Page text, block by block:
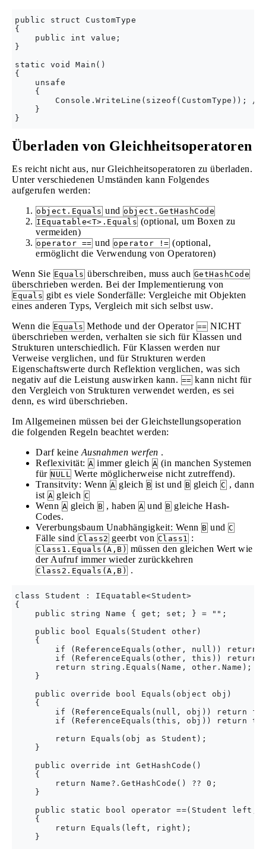
public struct CustomType
{
    public int value;
}
static void Main()
{
    unsafe
    {
Console.WriteLine(sizeof(CustomType)); //
    }
Überladen von Gleichheitsoperatoren
Es reicht nicht aus, nur Gleichheitsoperatoren zu überladen.
Unter verschiedenen Umständen kann Folgendes
aufgerufen werden:
object.Equals und object.GetHashCode
IEquatable<T>.Equals (optional, um Boxen zu
vermeiden)
operator == und operator != (optional,
ermöglicht die Verwendung von Operatoren)
Wenn Sie Equals überschreiben, muss auch GetHashCode
überschrieben werden. Bei der Implementierung von
Equals gibt es viele Sonderfälle: Vergleiche mit Objekten
eines anderen Typs, Vergleich mit sich selbst usw.
Wenn die Equals Methode und der Operator == NICHT
überschrieben werden, verhalten sie sich für Klassen und
Strukturen unterschiedlich. Für Klassen werden nur
Verweise verglichen, und für Strukturen werden
Eigenschaftswerte durch Reflektion verglichen, was sich
negativ auf die Leistung auswirken kann. == kann nicht für
den Vergleich von Strukturen verwendet werden, es sei
denn, es wird überschrieben.
Im Allgemeinen müssen bei der Gleichstellungsoperation
die folgenden Regeln beachtet werden:
Darf keine Ausnahmen werfen .
Reflexivität: A immer gleich A (in manchen Systemen
für NULL
Werte möglicherweise nicht zutreffend).
Transitvity: Wenn A gleich B ist und B gleich C , dann
ist A gleich C
Wenn A gleich B , haben A und B gleiche Hash-
Codes.
Vererbungsbaum Unabhängigkeit: Wenn B und C
Fälle sind Class2 geerbt von Class1 :
Class1.Equals(A,B) müssen den gleichen Wert wie
der Aufruf immer wieder zurückkehren
Class2.Equals(A,B) .
class Student : IEquatable<Student>
{
    public string Name { get; set; } = "";
    public bool Equals(Student other)
    {
if (ReferenceEquals(other, null)) return
if (ReferenceEquals(other, this)) return
        return string.Equals(Name, other.Name);
    }
    public override bool Equals(object obj)
    {
if (ReferenceEquals(null, obj)) return
if (ReferenceEquals(this, obj)) return
        return Equals(obj as Student);
    }
    public override int GetHashCode()
    {
        return Name?.GetHashCode() ?? 0;
    }
public static bool operator ==(Student left,
    {
        return Equals(left, right);
    }